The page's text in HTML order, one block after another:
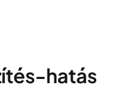
hatás